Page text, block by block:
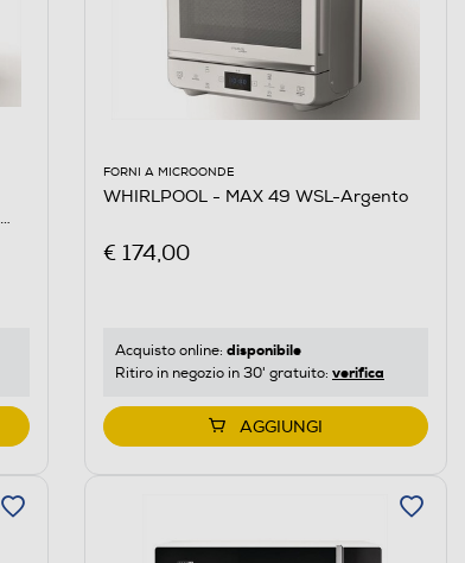
FORNI A MICROONDE
WHIRLPOOL - MAX 49 WSL-Argento
€ 174,00
Acquisto online: disponibile
Ritiro in negozio in 30' gratuito: verifica
AGGIUNGI